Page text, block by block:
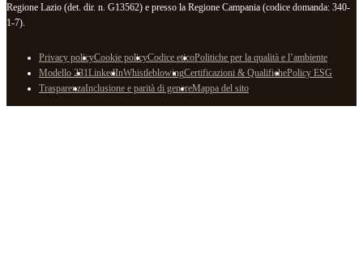
Regione Lazio (det. dir. n. G13562) e presso la Regione Campania (codice domanda: 340-
1-7).
Privacy policyCookie policyCodice eticoPolitiche per la qualità e l’ambiente
Modello 231LinkedInWhistleblowingCertificazioni & QualifichePolicy ESG
TrasparenzaInclusione e parità di genereMappa del sito